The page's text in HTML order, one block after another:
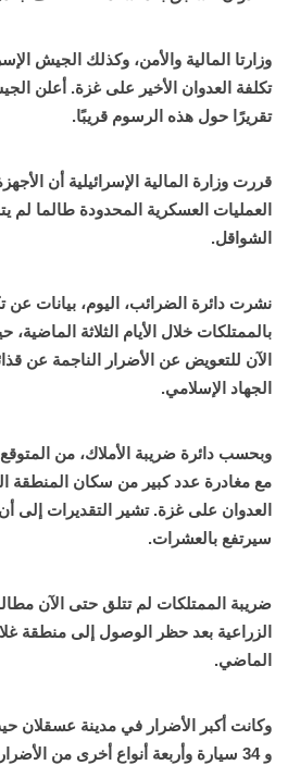
وزارتا المالية والأمن، وكذلك الجيش
تكلفة العدوان الأخير على غزة. أعلن
تقريرًا حول هذه الرسوم قريبًا.
قررت وزارة المالية الإسرائيلية أن
العمليات العسكرية المحدودة طالما لم
الشواقل.
نشرت دائرة الضرائب، اليوم، بيانات عن
الآن للتعويض عن الأضرار الناجمة عن
الجهاد الإسلامي.
وبحسب دائرة ضريبة الأملاك، من
مع مغادرة عدد كبير من سكان المنطقة
العدوان على غزة. تشير التقديرات إلى
سيرتفع بالعشرات.
ضريبة الممتلكات لم تتلق حتى الآن
الزراعية بعد حظر الوصول إلى منطقة
الماضي.